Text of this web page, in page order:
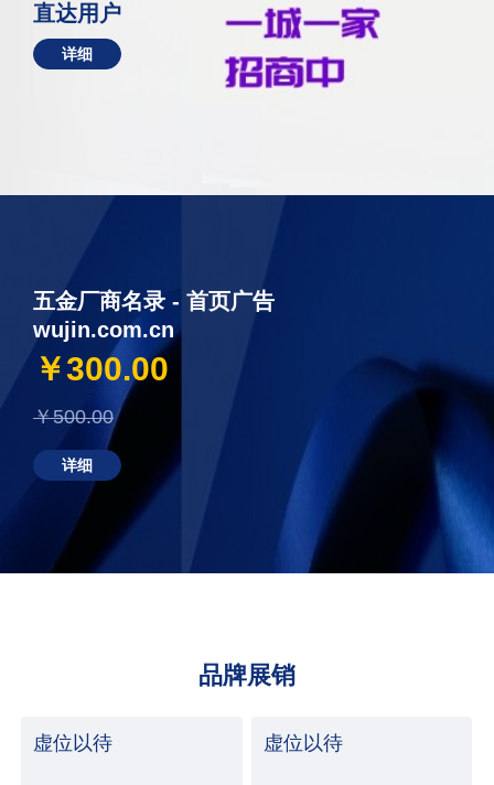
直达用户
详细
五金厂商名录 - 首页广告
wujin.com.cn
￥300.00
￥500.00
详细
品牌展销
虚位以待 虚位以待